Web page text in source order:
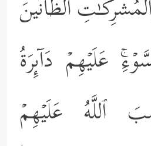
ٱلظَّاۤنِّینَ
عَلَیۡهِمۡ دَاۤىِٕرَةُ
ٱللَّهُ عَلَیۡهِمۡ